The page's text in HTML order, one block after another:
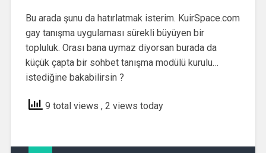
Bu arada şunu da hatırlatmak isterim. KuirSpace.com
gay tanışma uygulaması sürekli büyüyen bir
topluluk. Orası bana uymaz diyorsan burada da
küçük çapta bir sohbet tanışma modülü kurulu…
istediğine bakabilirsin ?
9 total views , 2 views today